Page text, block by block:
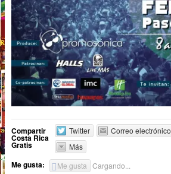
Compartir
Costa Rica
Gratis
Twitter Correo electrónico
Más
Me gusta: Me gusta Cargando...